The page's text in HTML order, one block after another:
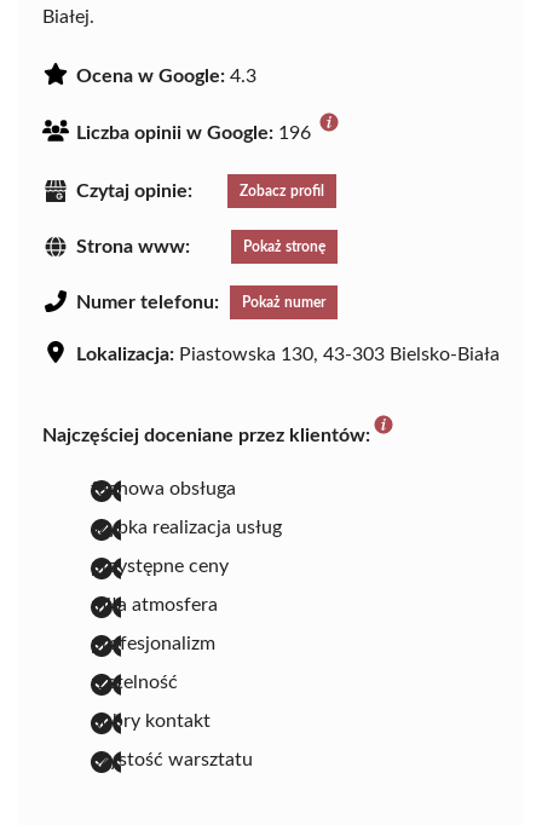
Białej.
Ocena w Google: 4.3
Liczba opinii w Google: 196
Czytaj opinie: Zobacz profil
Strona www: Pokaż stronę
Numer telefonu: Pokaż numer
Lokalizacja: Piastowska 130, 43-303 Bielsko-Biała
Najczęściej doceniane przez klientów:
fachowa obsługa
szybka realizacja usług
przystępne ceny
miła atmosfera
profesjonalizm
rzetelność
dobry kontakt
czystość warsztatu